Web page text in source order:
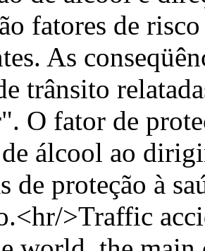
fatores de
As
trânsito
O fator de
álcool ao
de proteção à
>Traffic